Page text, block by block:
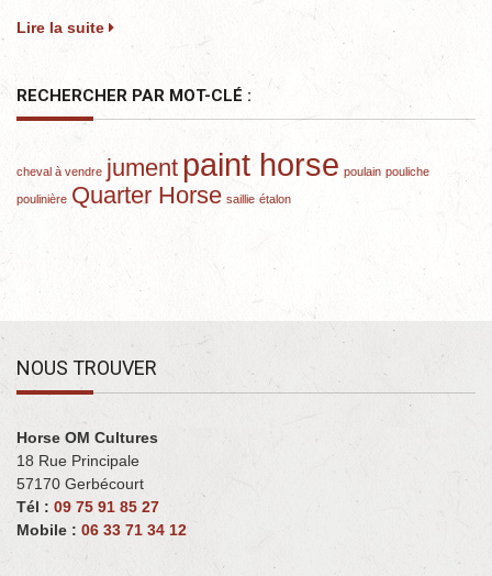
Lire la suite
RECHERCHER PAR MOT-CLÉ :
cheval à vendre jument paint horse poulain pouliche
poulinière Quarter Horse saillie étalon
NOUS TROUVER
Horse OM Cultures
18 Rue Principale
57170 Gerbécourt ‎
Tél : 09 75 91 85 27
Mobile : 06 33 71 34 12